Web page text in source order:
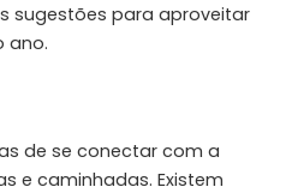
sugestões para aproveitar
ano.
de se conectar com a
e caminhadas. Existem